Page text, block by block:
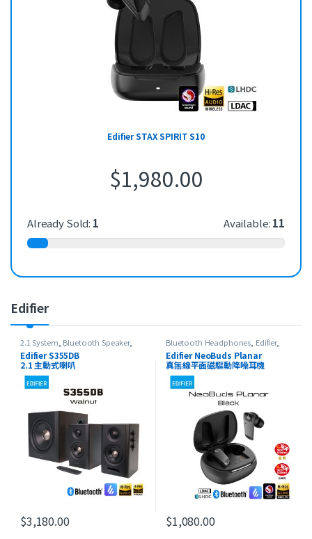
Edifier STAX SPIRIT S10
$1,980.00
Already Sold: 1 Available:11
Edifier
2.1 System Bluetooth Speaker,
Edifier 最新產品
Edifier S355DB
2.1 主動式喇叭
$3,180.00
Bluetooth Headphones Edifier,
HeadSet On-Ear Headphones ,
新產品
Edifier NeoBuds Planar
真無線平面磁驅動降噪耳機
$1,080.00